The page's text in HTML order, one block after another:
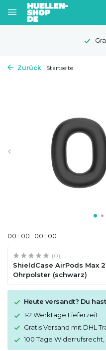
Zurück Startseite
00 : 00 : 00 : 00
(0)
ShieldCase AirPods Max
Ohrpolster (schwarz)
Heute versandt? Du
1-2 Werktage Lieferzeit
Gratis Versand mit DHL
100 Tage